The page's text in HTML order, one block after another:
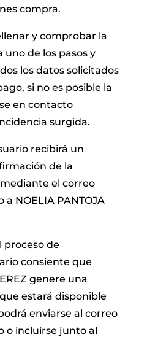
compra.
y comprobar la
de los pasos y
los datos solicitados
si no es posible la
en contacto
surgida.
recibirá un
de la
el correo
NOELIA PANTOJA
proceso de
consiente que
genere una
estará disponible
enviarse al correo
o incluirse junto al